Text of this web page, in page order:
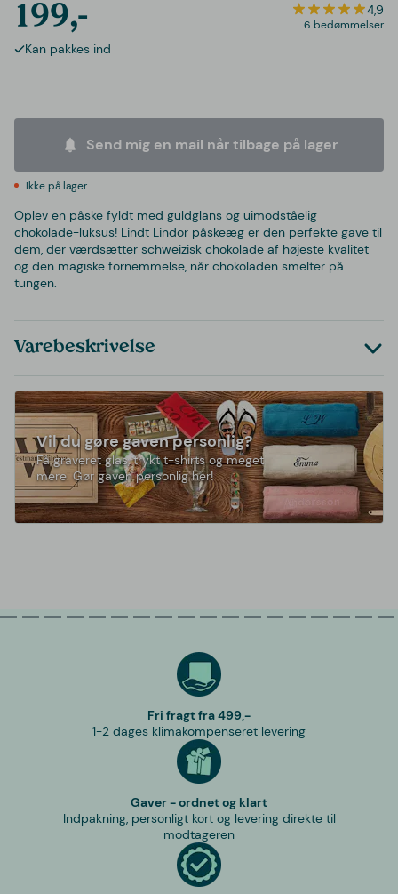
199,- 4,9
6 bedømmelser
Kan pakkes ind
Send mig en mail når tilbage på lager
Ikke på lager
Oplev en påske fyldt med guldglans og uimodståelig
chokolade-luksus! Lindt Lindor påskeæg er den perfekte gave til
dem, der værdsætter schweizisk chokolade af højeste kvalitet
og den magiske fornemmelse, når chokoladen smelter på
tungen.
Varebeskrivelse
Vil du gøre gaven personlig?
Få graveret glas, trykt t-shirts og meget
mere. Gør gaven personlig her!
Fri fragt fra 499,-
1-2 dages klimakompenseret levering
Gaver - ordnet og klart
Indpakning, personligt kort og levering direkte til
modtageren